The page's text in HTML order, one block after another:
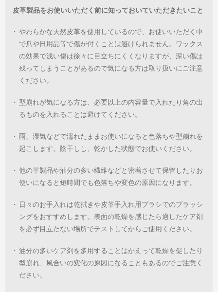
皮革製品をお使いいただく前に知っておいていただきたいこと
・ やわらかな天然皮革を使用しているので、お使いいただく中
で爪や日用品等で傷が付くことは避けられません。ワックス
の効果で浅い傷は徐々に目立ちにくくなりますが、深い傷は
残ってしまうことがあるので気になる方は取り扱いにご注意
ください。
・ 型崩れが気になる方は、必要以上の内容量で入れたり角の出
るものを入れることは避けてください。
・ 雨、湿気などで濡れたままお使いになると色落ちや型崩れを
起こします。陰干しし、乾かした状態でお使いください。
・ 他の革製品や油分の多い繊維などと密着させて保管したりお
使いになると短時間でも色落ちや変色の原因になります。
・
日々のお手入れは乾拭きや皮革手入れ用ブラシでのブラッシ
ングをおすすめします。表面の乾燥を感じたら適したケア剤
を必ず目立たない場所でテストしてからご使用ください。
・ 油分の多いケア剤を多用することはかえって乾燥を促したり
型崩れ、風合いの変化の原因になることもあるのでご注意く
ださい。